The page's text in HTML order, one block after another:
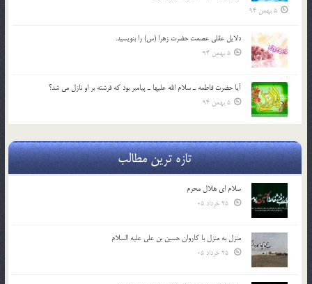
5 بهمن 94
دلايل عقلي عصمت حضرت زهرا (س) را بنويسيد.
5 بهمن 94
آيا حضرت فاطمه ـ سلام الله عليها ـ پيامبر بود كه فرشته بر او نازل مي شد؟
5 بهمن 94
تازه ترین مطالب
سلام ای هلال محرم
منزل به منزل با کاروان حسین بن علی علیه السلام